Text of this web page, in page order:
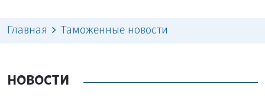
Главная Таможенные новости
НОВОСТИ